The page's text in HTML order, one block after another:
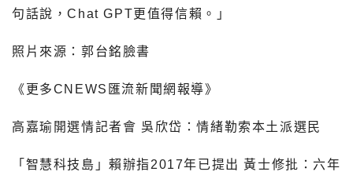
句話說，Chat GPT更值得信賴。」
照片來源：郭台銘臉書
《更多CNEWS匯流新聞網報導》
高嘉瑜開選情記者會 吳欣岱：情緒勒索本土派選民
「智慧科技島」賴辦指2017年已提出 黃士修批：六年